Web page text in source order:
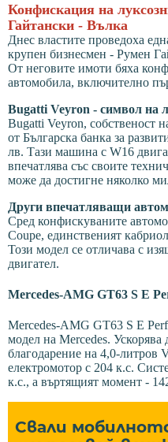
Конфискация на
Гайтански - Вълка
Днес властите проведоха
крупен бизнесмен - Румен
От неговите имоти бяха
автомобила, включително
Bugatti Veyron - символ на
Bugatti Veyron, собственост
от Българска банка за
лв. Тази машина с W16
впечатлява със своите
може да достигне няколко
Други впечатляващи
Сред конфискуваните
Coupe, единственият
Този модел се отличава с
двигател.
Mercedes-AMG GT63 S E
Mercedes-AMG GT63 S E
модел на Mercedes.
благодарение на 4,0-литров
електромотор с 204 к.с.
к.с., а въртящият момент -
Свали